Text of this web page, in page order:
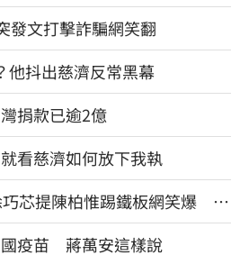
文打擊詐騙網笑翻
他抖出慈濟反常黑幕
捐款已逾2億
看慈濟如何放下我執
芯提陳柏惟踢鐵板網笑爆 律
疫苗 蔣萬安這樣說